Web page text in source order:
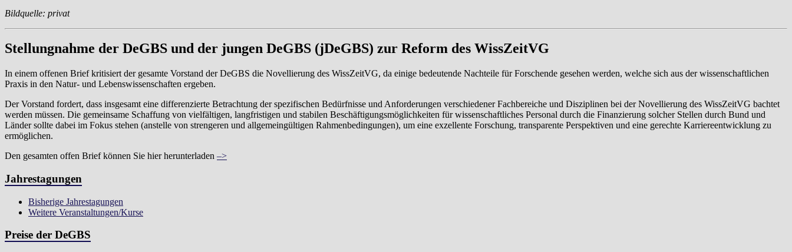
Bildquelle: privat
Stellungnahme der DeGBS und der jungen DeGBS (jDeGBS) zur Reform des WissZeitVG
In einem offenen Brief kritisiert der gesamte Vorstand der DeGBS die Novellierung des WissZeitVG, da einige bedeutende Nachteile für Forschende gesehen werden, welche sich aus der wissenschaftlichen
Praxis in den Natur- und Lebenswissenschaften ergeben.
Der Vorstand fordert, dass insgesamt eine differenzierte Betrachtung der spezifischen Bedürfnisse und Anforderungen verschiedener Fachbereiche und Disziplinen bei der Novellierung des WissZeitVG bachtet
werden müssen. Die gemeinsame Schaffung von vielfältigen, langfristigen und stabilen Beschäftigungsmöglichkeiten für wissenschaftliches Personal durch die Finanzierung solcher Stellen durch Bund und
Länder sollte dabei im Fokus stehen (anstelle von strengeren und allgemeingültigen Rahmenbedingungen), um eine exzellente Forschung, transparente Perspektiven und eine gerechte Karriereentwicklung zu
ermöglichen.
Den gesamten offen Brief können Sie hier herunterladen –>
Jahrestagungen
Bisherige Jahrestagungen
Weitere Veranstaltungen/Kurse
Preise der DeGBS